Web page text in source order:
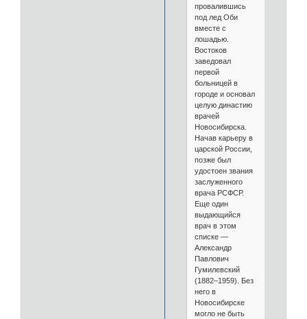
провалившись
под лед Оби
вместе с
лошадью.
Востоков
заведовал
первой
больницей в
городе и основал
целую династию
врачей
Новосибирска.
Начав карьеру в
царской России,
позже был
удостоен звания
заслуженного
врача РСФСР.
Еще один
выдающийся
врач в этом
списке —
Александр
Павлович
Гумилевский
(1882–1959). Без
него в
Новосибирске
могло не быть